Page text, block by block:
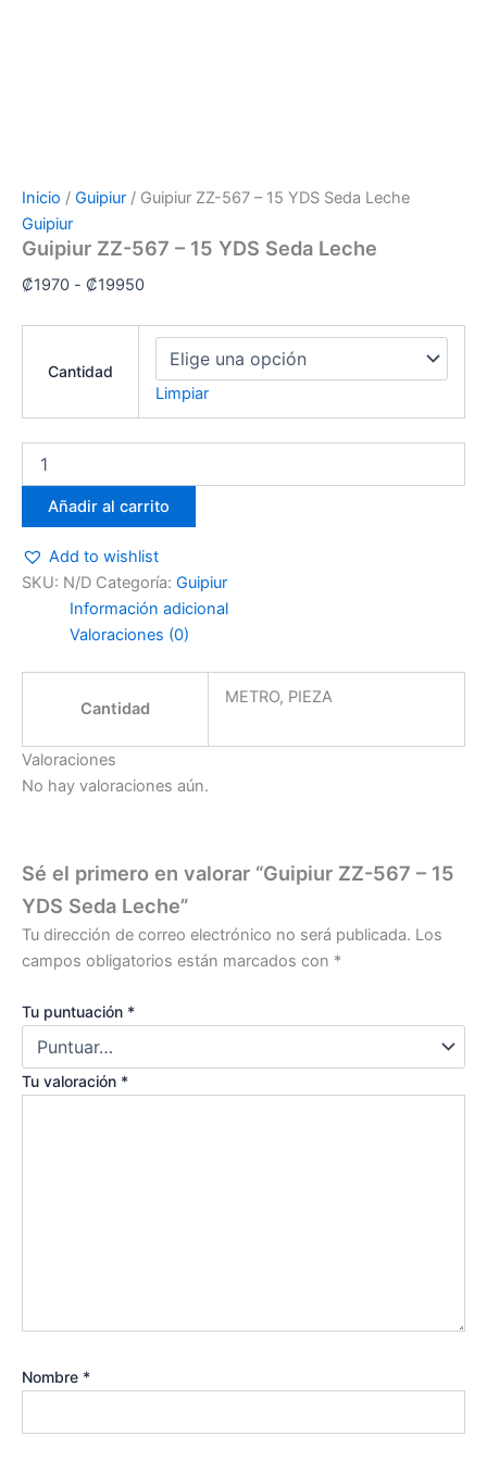
Inicio / Guipiur / Guipiur ZZ-567 – 15 YDS Seda Leche
Guipiur
Guipiur ZZ-567 – 15 YDS Seda Leche
₡1970 - ₡19950
Cantidad
Limpiar
Añadir al carrito
Add to wishlist
SKU: N/D Categoría: Guipiur
Información adicional
Valoraciones (0)
Cantidad
METRO, PIEZA
Valoraciones
No hay valoraciones aún.
Sé el primero en valorar “Guipiur ZZ-567 – 15
YDS Seda Leche”
Tu dirección de correo electrónico no será publicada. Los
campos obligatorios están marcados con *
Tu puntuación *
Tu valoración *
Nombre *